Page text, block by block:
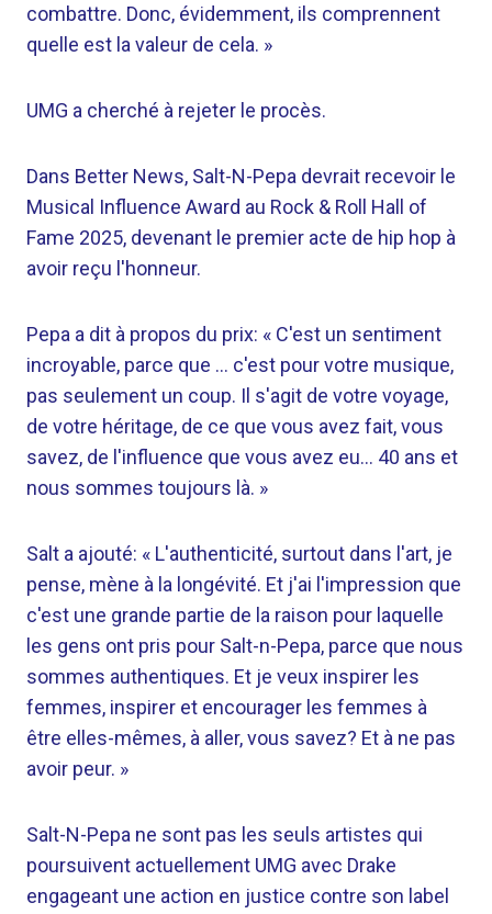
combattre. Donc, évidemment, ils comprennent
quelle est la valeur de cela. »
UMG a cherché à rejeter le procès.
Dans Better News, Salt-N-Pepa devrait recevoir le
Musical Influence Award au Rock & Roll Hall of
Fame 2025, devenant le premier acte de hip hop à
avoir reçu l'honneur.
Pepa a dit à propos du prix: « C'est un sentiment
incroyable, parce que … c'est pour votre musique,
pas seulement un coup. Il s'agit de votre voyage,
de votre héritage, de ce que vous avez fait, vous
savez, de l'influence que vous avez eu… 40 ans et
nous sommes toujours là. »
Salt a ajouté: « L'authenticité, surtout dans l'art, je
pense, mène à la longévité. Et j'ai l'impression que
c'est une grande partie de la raison pour laquelle
les gens ont pris pour Salt-n-Pepa, parce que nous
sommes authentiques. Et je veux inspirer les
femmes, inspirer et encourager les femmes à
être elles-mêmes, à aller, vous savez? Et à ne pas
avoir peur. »
Salt-N-Pepa ne sont pas les seuls artistes qui
poursuivent actuellement UMG avec Drake
engageant une action en justice contre son label